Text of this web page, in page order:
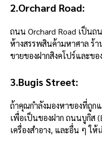
2.Orchard Road:
ถนน Orchard Road เป็น
ห้างสรรพสินค้ามหาศาล ร้
ขายของฝากสิงคโปร์และข
3.Bugis Street:
ถ้าคุณกำลังมองหาของที่ถู
เพื่อเป็นของฝาก ถนนบูกิส
เครื่องสำอาง, และอื่น ๆ ให้